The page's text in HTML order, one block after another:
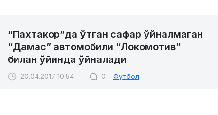
“Пахтакор”да ўтган сафар ўйналмаган
“Дамас” автомобили “Локомотив”
билан ўйинда ўйналади
20.04.2017 10:54 0 Футбол